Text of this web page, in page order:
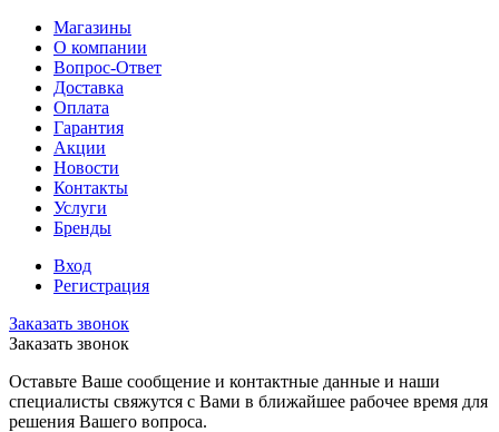
Магазины
О компании
Вопрос-Ответ
Доставка
Оплата
Гарантия
Акции
Новости
Контакты
Услуги
Бренды
Вход
Регистрация
Заказать звонок
Заказать звонок
Оставьте Ваше сообщение и контактные данные и наши
специалисты свяжутся с Вами в ближайшее рабочее время для
решения Вашего вопроса.